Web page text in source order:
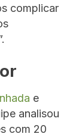
complicar
e
analisou
com 20